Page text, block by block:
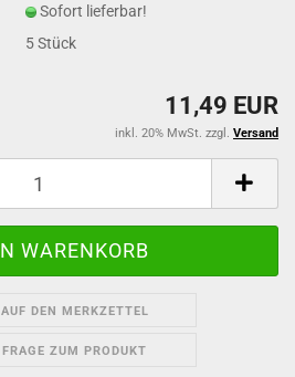
Sofort lieferbar!
5Stück
11,49 EUR
inkl. 20% MwSt. zzgl. Versand
AUF DEN MERKZETTEL
FRAGE ZUM PRODUKT